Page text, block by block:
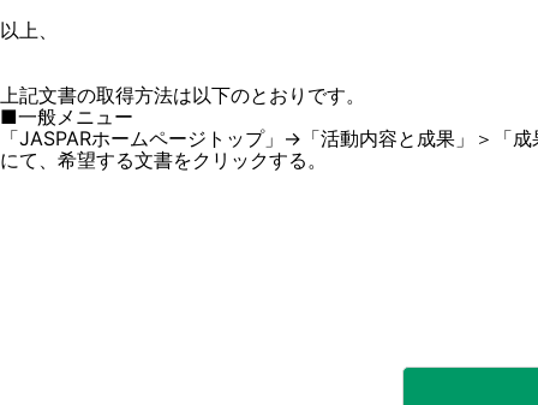
以上、
上記文書の取得方法は以下のとおりです。
■一般メニュー
「JASPARホームページトップ」→「活動内容と成果」＞「
にて、希望する文書をクリックする。